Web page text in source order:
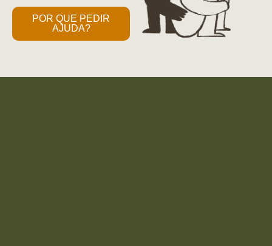
POR QUE PEDIR
AJUDA?